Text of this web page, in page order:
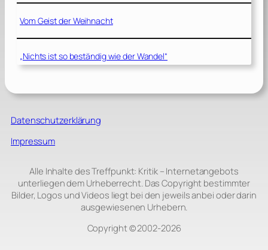
Vom Geist der Weihnacht
„Nichts ist so beständig wie der Wandel“
Datenschutzerklärung
Impressum
Alle Inhalte des Treffpunkt: Kritik – Internetangebots
unterliegen dem Urheberrecht. Das Copyright bestimmter
Bilder, Logos und Videos liegt bei den jeweils anbei oder darin
ausgewiesenen Urhebern.
Copyright © 2002‑2026